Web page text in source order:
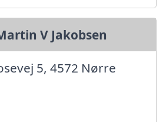
V Jakobsen
5, 4572 Nørre